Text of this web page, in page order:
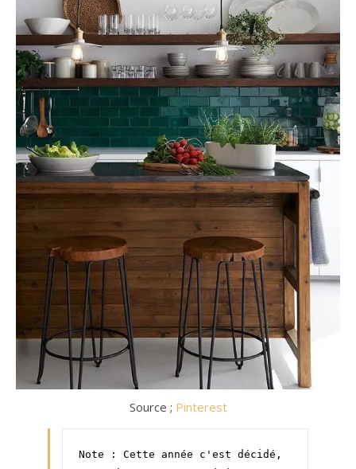
Source ; Pinterest
Note : Cette année c'est décidé,